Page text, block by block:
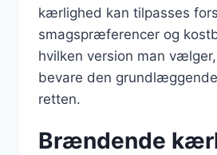
kærlighed kan tilpasses
smagspræferencer og
hvilken version man
bevare den
retten.
Brændende